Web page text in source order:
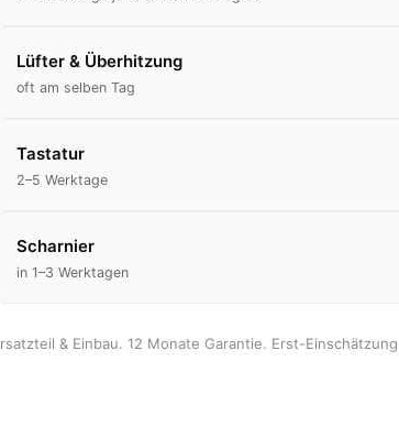
Lüfter & Überhitzung
oft am selben Tag
Tastatur
2–5 Werktage
Scharnier
in 1–3 Werktagen
& Einbau. 12 Monate Garantie. Erst-